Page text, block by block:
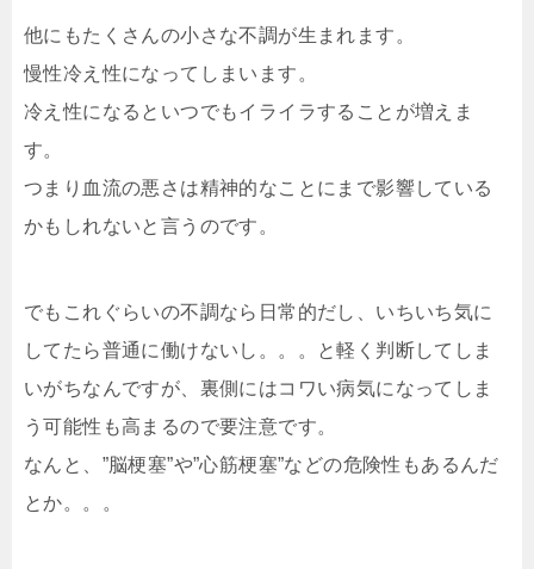
他にもたくさんの小さな不調が生まれます。
慢性冷え性になってしまいます。
冷え性になるといつでもイライラすることが増えま
す。
つまり血流の悪さは精神的なことにまで影響している
かもしれないと言うのです。
でもこれぐらいの不調なら日常的だし、いちいち気に
してたら普通に働けないし。。。と軽く判断してしま
いがちなんですが、裏側にはコワい病気になってしま
う可能性も高まるので要注意です。
なんと、”脳梗塞”や”心筋梗塞”などの危険性もあるんだ
とか。。。